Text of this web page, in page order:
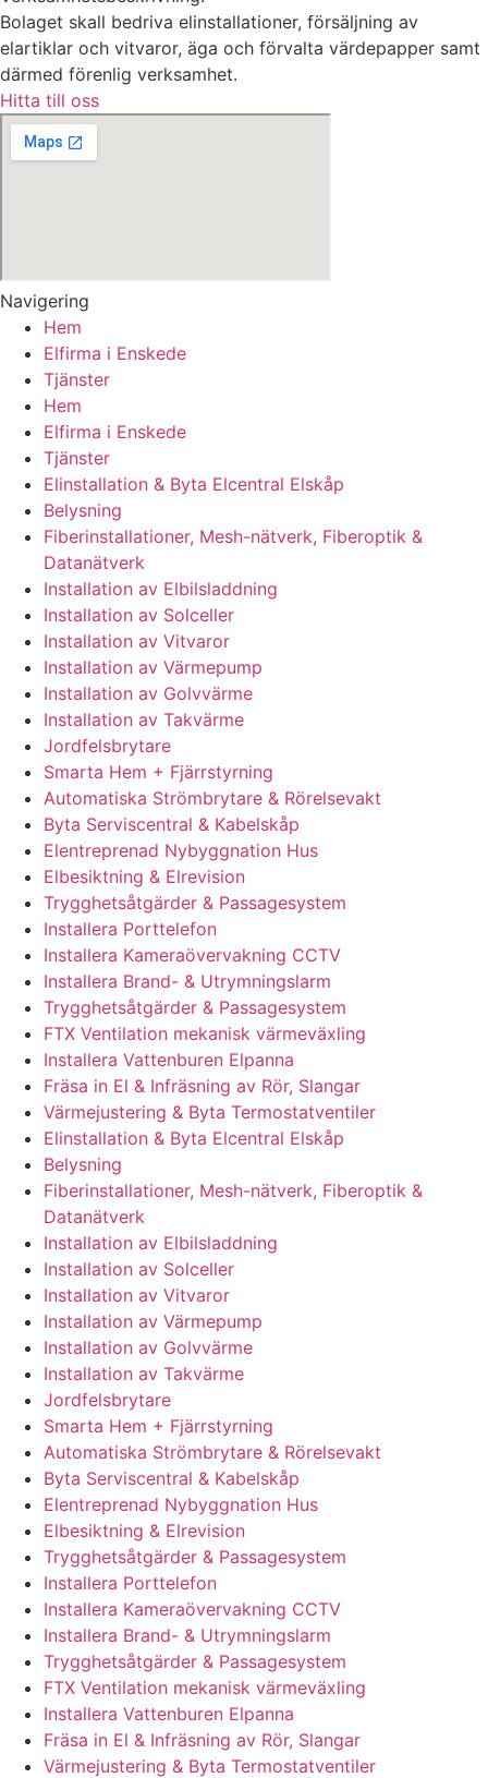
Bolaget skall bedriva elinstallationer, försäljning av
elartiklar och vitvaror, äga och förvalta värdepapper samt
därmed förenlig verksamhet.
Hitta till oss
Navigering
Hem
Elfirma i Enskede
Tjänster
Hem
Elfirma i Enskede
Tjänster
Elinstallation & Byta Elcentral Elskåp
Belysning
Fiberinstallationer, Mesh-nätverk, Fiberoptik &
Datanätverk
Installation av Elbilsladdning
Installation av Solceller
Installation av Vitvaror
Installation av Värmepump
Installation av Golvvärme
Installation av Takvärme
Jordfelsbrytare
Smarta Hem + Fjärrstyrning
Automatiska Strömbrytare & Rörelsevakt
Byta Serviscentral & Kabelskåp
Elentreprenad Nybyggnation Hus
Elbesiktning & Elrevision
Trygghetsåtgärder & Passagesystem
Installera Porttelefon
Installera Kameraövervakning CCTV
Installera Brand- & Utrymningslarm
Trygghetsåtgärder & Passagesystem
FTX Ventilation mekanisk värmeväxling
Installera Vattenburen Elpanna
Fräsa in El & Infräsning av Rör, Slangar
Värmejustering & Byta Termostatventiler
Elinstallation & Byta Elcentral Elskåp
Belysning
Fiberinstallationer, Mesh-nätverk, Fiberoptik &
Datanätverk
Installation av Elbilsladdning
Installation av Solceller
Installation av Vitvaror
Installation av Värmepump
Installation av Golvvärme
Installation av Takvärme
Jordfelsbrytare
Smarta Hem + Fjärrstyrning
Automatiska Strömbrytare & Rörelsevakt
Byta Serviscentral & Kabelskåp
Elentreprenad Nybyggnation Hus
Elbesiktning & Elrevision
Trygghetsåtgärder & Passagesystem
Installera Porttelefon
Installera Kameraövervakning CCTV
Installera Brand- & Utrymningslarm
Trygghetsåtgärder & Passagesystem
FTX Ventilation mekanisk värmeväxling
Installera Vattenburen Elpanna
Fräsa in El & Infräsning av Rör, Slangar
Värmejustering & Byta Termostatventiler